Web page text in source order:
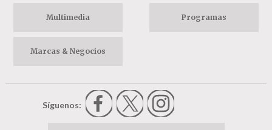
Multimedia Programas
Marcas & Negocios
Síguenos: